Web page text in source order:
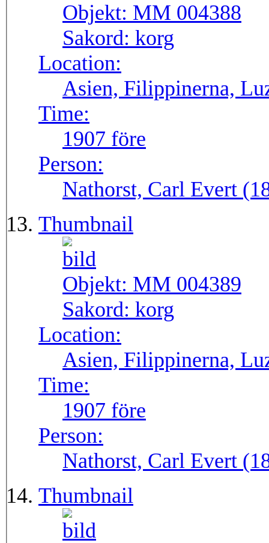
Objekt: MM 004388
Sakord: korg
Location:
Asien, Filippinerna,
Time:
1907 före
Person:
Nathorst, Carl Evert
Thumbnail
Objekt: MM 004389
Sakord: korg
Location:
Asien, Filippinerna,
Time:
1907 före
Person:
Nathorst, Carl Evert
Thumbnail